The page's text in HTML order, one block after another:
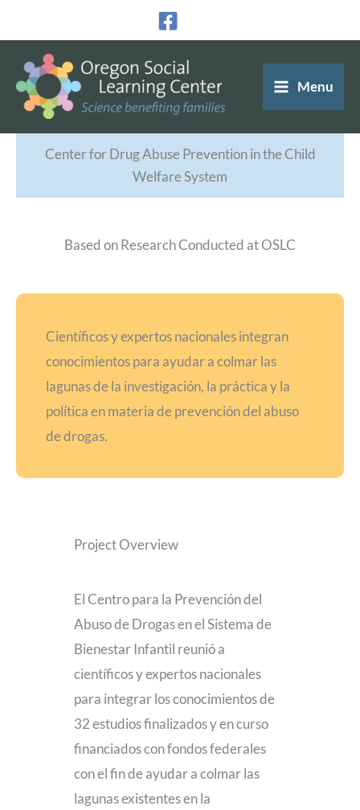
contenido
Menu
Center for Drug Abuse Prevention in the Child
Welfare System
Based on Research Conducted at OSLC
Científicos y expertos nacionales integran
conocimientos para ayudar a colmar las
lagunas de la investigación, la práctica y la
política en materia de prevención del abuso
de drogas.
Project Overview
El Centro para la Prevención del
Abuso de Drogas en el Sistema de
Bienestar Infantil reunió a
científicos y expertos nacionales
para integrar los conocimientos de
32 estudios finalizados y en curso
financiados con fondos federales
con el fin de ayudar a colmar las
lagunas existentes en la